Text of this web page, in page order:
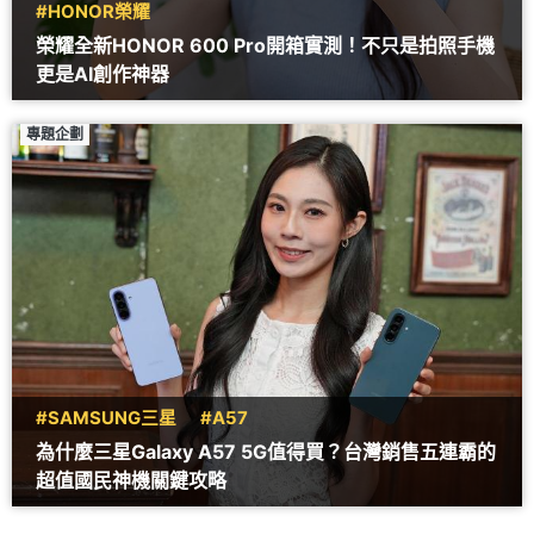
#HONOR榮耀
榮耀全新HONOR 600 Pro開箱實測！不只是拍照手機
更是AI創作神器
專題企劃
#SAMSUNG三星 #A57
為什麼三星Galaxy A57 5G值得買？台灣銷售五連霸的
超值國民神機關鍵攻略